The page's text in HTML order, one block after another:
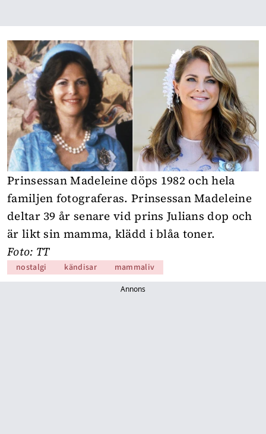
Prinsessan Madeleine döps 1982 och hela
familjen fotograferas. Prinsessan Madeleine
deltar 39 år senare vid prins Julians dop och
är likt sin mamma, klädd i blåa toner.
Foto: TT
nostalgi kändisar mammaliv
Annons